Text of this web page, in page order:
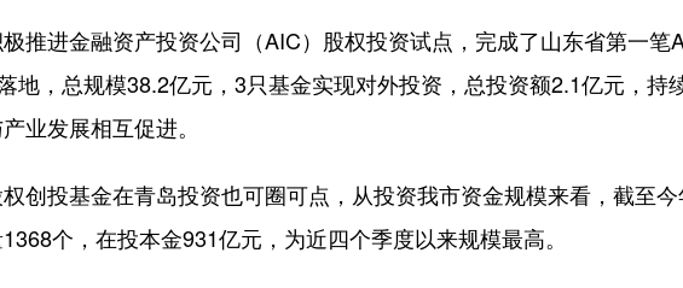
进金融资产投资公司（AIC）股权投资试点，完成了山东省第一笔
地，总规模38.2亿元，3只基金实现对外投资，总投资额2.1亿元，持
业发展相互促进。
投基金在青岛投资也可圈可点，从投资我市资金规模来看，截至
个，在投本金931亿元，为近四个季度以来规模最高。